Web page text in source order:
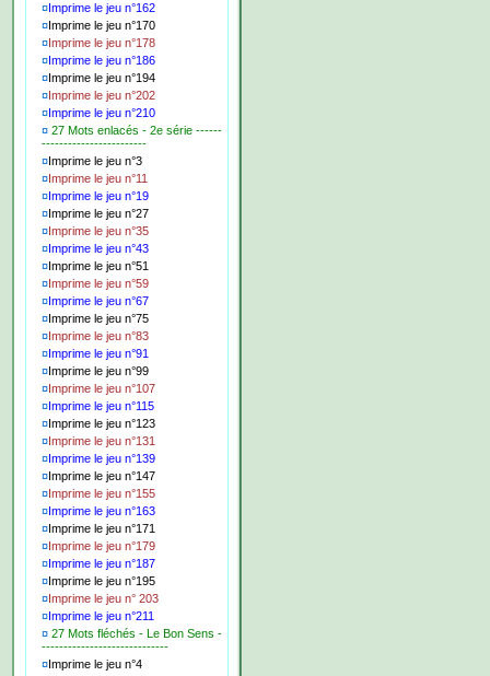
¤Imprime le jeu n°162
¤Imprime le jeu n°170
¤Imprime le jeu n°178
¤Imprime le jeu n°186
¤Imprime le jeu n°194
¤Imprime le jeu n°202
¤Imprime le jeu n°210
¤ 27 Mots enlacés - 2e série ------
------------------------
¤Imprime le jeu n°3
¤Imprime le jeu n°11
¤Imprime le jeu n°19
¤Imprime le jeu n°27
¤Imprime le jeu n°35
¤Imprime le jeu n°43
¤Imprime le jeu n°51
¤Imprime le jeu n°59
¤Imprime le jeu n°67
¤Imprime le jeu n°75
¤Imprime le jeu n°83
¤Imprime le jeu n°91
¤Imprime le jeu n°99
¤Imprime le jeu n°107
¤Imprime le jeu n°115
¤Imprime le jeu n°123
¤Imprime le jeu n°131
¤Imprime le jeu n°139
¤Imprime le jeu n°147
¤Imprime le jeu n°155
¤Imprime le jeu n°163
¤Imprime le jeu n°171
¤Imprime le jeu n°179
¤Imprime le jeu n°187
¤Imprime le jeu n°195
¤Imprime le jeu n° 203
¤Imprime le jeu n°211
¤ 27 Mots fléchés - Le Bon Sens -
-----------------------------
¤Imprime le jeu n°4